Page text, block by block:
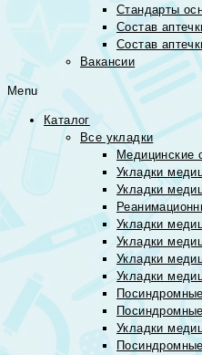
Стандарты
Состав
Состав
Вакансии
Menu
Каталог
Все укладки
Медицинские
Укладки
Укладки
Укладки
Укладки
Укладки
Укладки
Укладки